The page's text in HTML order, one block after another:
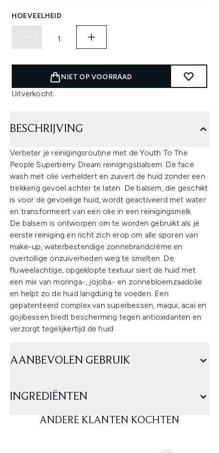
HOEVEELHEID
NIET OP VOORRAAD
Uitverkocht
BESCHRIJVING
Verbeter je reinigingsroutine met de Youth To The
People Superberry Dream reinigingsbalsem. De face
wash met olie verheldert en zuivert de huid zonder een
trekkerig gevoel achter te laten. De balsem, die geschikt
is voor de gevoelige huid, wordt geactiveerd met water
en transformeert van een olie in een reinigingsmelk.
De balsem is ontworpen om te worden gebruikt als je
eerste reiniging en richt zich erop om alle sporen van
make-up, waterbestendige zonnebrandcrème en
overtollige onzuiverheden weg te smelten. De
fluweelachtige, opgeklopte textuur siert de huid met
een mix van moringa-, jojoba- en zonnebloemzaadolie
en helpt zo de huid langdurig te voeden. Een
gepatenteerd complex van superbessen, maqui, acai en
gojibessen biedt bescherming tegen antioxidanten en
verzorgt tegelijkertijd de huid.
AANBEVOLEN GEBRUIK
INGREDIËNTEN
ANDERE KLANTEN KOCHTEN